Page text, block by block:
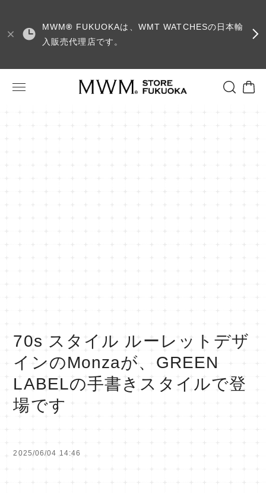
MWM® FUKUOKAは、WMT WATCHESの日本輸
入販売代理店です。
70s スタイル ルーレットデザ
インのMonzaが、GREEN
LABELの手書きスタイルで登
場です
2025/06/04 14:46